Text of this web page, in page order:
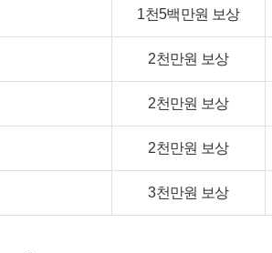
1천5백만원 보상
2천만원 보상
2천만원 보상
2천만원 보상
3천만원 보상